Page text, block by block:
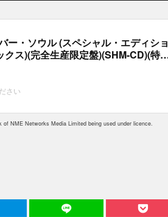
ー・ソウル (スペシャル・エディショ
クス)(完全生産限定盤)(SHM-CD)(特
さい
NME Networks Media Limited being used under licence.